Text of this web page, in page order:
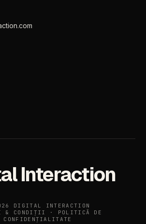
Interaction
DIGITAL INTERACTION
& CONDIȚII
·
POLITICĂ DE
CONFIDENȚIALITATE